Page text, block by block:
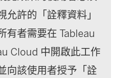
允許的「詮釋資料」
有者需要在 Tableau
Cloud 中開啟此工作
向該使用者授予「詮